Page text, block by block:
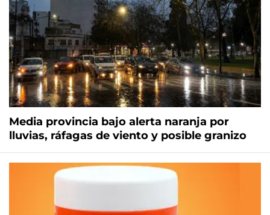
Media provincia bajo alerta naranja por
lluvias, ráfagas de viento y posible granizo